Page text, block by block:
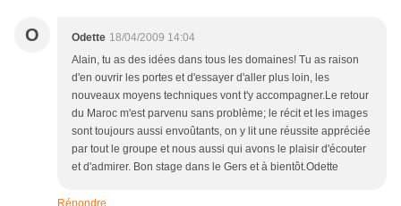
O Odette 18/04/2009 14:04
Alain, tu as des idées dans tous les domaines! Tu as raison
d'en ouvrir les portes et d'essayer d'aller plus loin, les
nouveaux moyens techniques vont t'y accompagner.Le retour
du Maroc m'est parvenu sans problème; le récit et les images
sont toujours aussi envoûtants, on y lit une réussite appréciée
par tout le groupe et nous aussi qui avons le plaisir d'écouter
et d'admirer. Bon stage dans le Gers et à bientôt.Odette
Répondre